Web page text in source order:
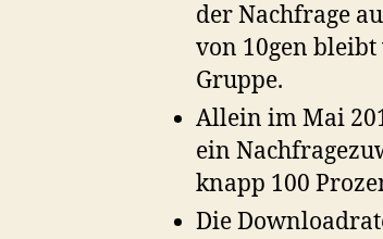
der Nachfrage
von 10gen
Gruppe.
Allein im Mai
ein
knapp 100
Die